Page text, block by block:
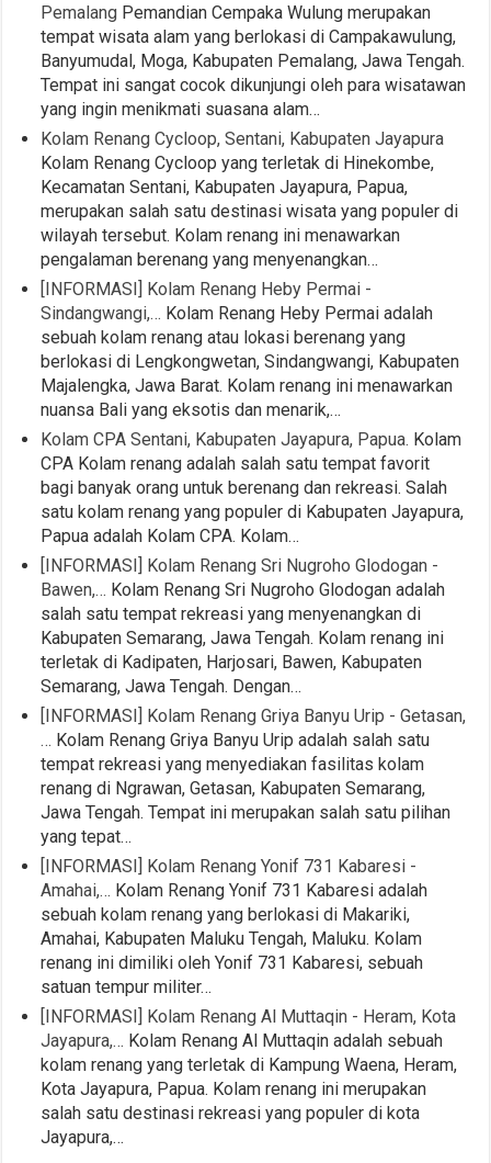
Pemalang Pemandian Cempaka Wulung merupakan
tempat wisata alam yang berlokasi di Campakawulung,
Banyumudal, Moga, Kabupaten Pemalang, Jawa Tengah.
Tempat ini sangat cocok dikunjungi oleh para wisatawan
yang ingin menikmati suasana alam…
Kolam Renang Cycloop, Sentani, Kabupaten Jayapura
Kolam Renang Cycloop yang terletak di Hinekombe,
Kecamatan Sentani, Kabupaten Jayapura, Papua,
merupakan salah satu destinasi wisata yang populer di
wilayah tersebut. Kolam renang ini menawarkan
pengalaman berenang yang menyenangkan…
[INFORMASI] Kolam Renang Heby Permai -
Sindangwangi,… Kolam Renang Heby Permai adalah
sebuah kolam renang atau lokasi berenang yang
berlokasi di Lengkongwetan, Sindangwangi, Kabupaten
Majalengka, Jawa Barat. Kolam renang ini menawarkan
nuansa Bali yang eksotis dan menarik,…
Kolam CPA Sentani, Kabupaten Jayapura, Papua. Kolam
CPA Kolam renang adalah salah satu tempat favorit
bagi banyak orang untuk berenang dan rekreasi. Salah
satu kolam renang yang populer di Kabupaten Jayapura,
Papua adalah Kolam CPA. Kolam…
[INFORMASI] Kolam Renang Sri Nugroho Glodogan -
Bawen,… Kolam Renang Sri Nugroho Glodogan adalah
salah satu tempat rekreasi yang menyenangkan di
Kabupaten Semarang, Jawa Tengah. Kolam renang ini
terletak di Kadipaten, Harjosari, Bawen, Kabupaten
Semarang, Jawa Tengah. Dengan…
[INFORMASI] Kolam Renang Griya Banyu Urip - Getasan,
… Kolam Renang Griya Banyu Urip adalah salah satu
tempat rekreasi yang menyediakan fasilitas kolam
renang di Ngrawan, Getasan, Kabupaten Semarang,
Jawa Tengah. Tempat ini merupakan salah satu pilihan
yang tepat…
[INFORMASI] Kolam Renang Yonif 731 Kabaresi -
Amahai,… Kolam Renang Yonif 731 Kabaresi adalah
sebuah kolam renang yang berlokasi di Makariki,
Amahai, Kabupaten Maluku Tengah, Maluku. Kolam
renang ini dimiliki oleh Yonif 731 Kabaresi, sebuah
satuan tempur militer…
[INFORMASI] Kolam Renang Al Muttaqin - Heram, Kota
Jayapura,… Kolam Renang Al Muttaqin adalah sebuah
kolam renang yang terletak di Kampung Waena, Heram,
Kota Jayapura, Papua. Kolam renang ini merupakan
salah satu destinasi rekreasi yang populer di kota
Jayapura,…